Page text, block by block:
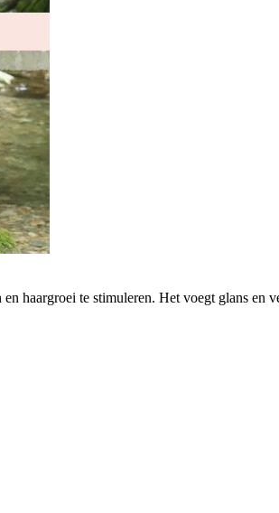
haargroei te stimuleren. Het voegt glans en